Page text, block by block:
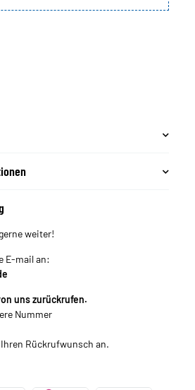
weiter!
E-mail an:
uns zurückrufen.
Nummer
Rückrufwunsch an.